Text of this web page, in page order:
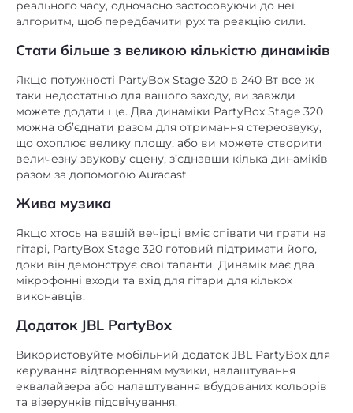
реального часу, одночасно застосовуючи до неї
алгоритм, щоб передбачити рух та реакцію сили.
Стати більше з великою кількістю динаміків
Якщо потужності PartyBox Stage 320 в 240 Вт все ж
таки недостатньо для вашого заходу, ви завжди
можете додати ще. Два динаміки PartyBox Stage 320
можна об’єднати разом для отримання стереозвуку,
що охоплює велику площу, або ви можете створити
величезну звукову сцену, з’єднавши кілька динаміків
разом за допомогою Auracast.
Жива музика
Якщо хтось на вашій вечірці вміє співати чи грати на
гітарі, PartyBox Stage 320 готовий підтримати його,
доки він демонструє свої таланти. Динамік має два
мікрофонні входи та вхід для гітари для кількох
виконавців.
Додаток JBL PartyBox
Використовуйте мобільний додаток JBL PartyBox для
керування відтворенням музики, налаштування
еквалайзера або налаштування вбудованих кольорів
та візерунків підсвічування.